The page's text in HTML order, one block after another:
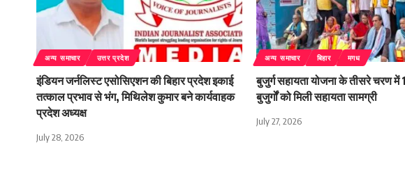
अन्य समाचार उत्तर प्रदेश
इंडियन जर्नलिस्ट एसोसिएशन की बिहार प्रदेश इकाई
तत्काल प्रभाव से भंग, मिथिलेश कुमार बने कार्यवाहक
प्रदेश अध्यक्ष
July 28, 2026
अन्य समाचार बिहार मगध
बुजुर्ग सहायता योजना के तीसरे चरण
बुजुर्गों को मिली सहायता सामग्री
July 27, 2026